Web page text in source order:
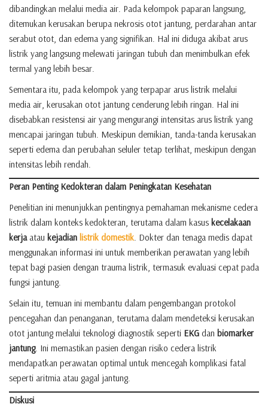
dibandingkan melalui media air. Pada kelompok paparan langsung,
ditemukan kerusakan berupa nekrosis otot jantung, perdarahan antar
serabut otot, dan edema yang signifikan. Hal ini diduga akibat arus
listrik yang langsung melewati jaringan tubuh dan menimbulkan efek
termal yang lebih besar.
Sementara itu, pada kelompok yang terpapar arus listrik melalui
media air, kerusakan otot jantung cenderung lebih ringan. Hal ini
disebabkan resistensi air yang mengurangi intensitas arus listrik yang
mencapai jaringan tubuh. Meskipun demikian, tanda-tanda kerusakan
seperti edema dan perubahan seluler tetap terlihat, meskipun dengan
intensitas lebih rendah.
Peran Penting Kedokteran dalam Peningkatan Kesehatan
Penelitian ini menunjukkan pentingnya pemahaman mekanisme cedera
listrik dalam konteks kedokteran, terutama dalam kasus kecelakaan
kerjaatau kejadian listrik domestik. Dokter dan tenaga medis dapat
menggunakan informasi ini untuk memberikan perawatan yang lebih
tepat bagi pasien dengan trauma listrik, termasuk evaluasi cepat pada
fungsi jantung.
Selain itu, temuan ini membantu dalam pengembangan protokol
pencegahan dan penanganan, terutama dalam mendeteksi kerusakan
otot jantung melalui teknologi diagnostik seperti EKG dan biomarker
jantung. Ini memastikan pasien dengan risiko cedera listrik
mendapatkan perawatan optimal untuk mencegah komplikasi fatal
seperti aritmia atau gagal jantung.
Diskusi